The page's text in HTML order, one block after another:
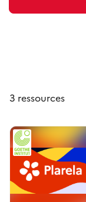
3 ressources